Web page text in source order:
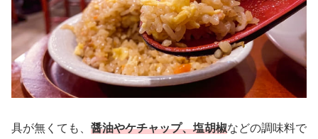
具が無くても、 醤油やケチャップ、塩胡椒などの調味料で